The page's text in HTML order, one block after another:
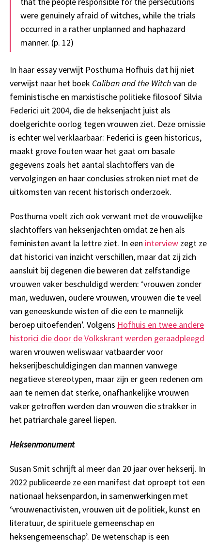
were genuinely afraid of witches, while the trials
occurred in a rather unplanned and haphazard
manner. (p. 12)
In haar essay verwijt Posthuma Hofhuis dat hij niet
verwijst naar het boek Caliban and the Witchvan de
feministische en marxistische politieke filosoof Silvia
Federici uit 2004, die de heksenjacht juist als
doelgerichte oorlog tegen vrouwen ziet. Deze omissie
is echter wel verklaarbaar: Federici is geen historicus,
maakt grove fouten waar het gaat om basale
gegevens zoals het aantal slachtoffers van de
vervolgingen en haar conclusies stroken niet met de
uitkomsten van recent historisch onderzoek.
Posthuma voelt zich ook verwant met de vrouwelijke
slachtoffers van heksenjachten omdat ze hen als
feministen avant la lettre ziet. In een interview zegt ze
dat historici van inzicht verschillen, maar dat zij zich
aansluit bij degenen die beweren dat zelfstandige
vrouwen vaker beschuldigd werden: ‘vrouwen zonder
man, weduwen, oudere vrouwen, vrouwen die te veel
van geneeskunde wisten of die een te mannelijk
beroep uitoefenden’. Volgens Hofhuis en twee andere
historici die door de Volkskrant werden geraadpleegd
waren vrouwen weliswaar vatbaarder voor
hekserijbeschuldigingen dan mannen vanwege
negatieve stereotypen, maar zijn er geen redenen om
aan te nemen dat sterke, onafhankelijke vrouwen
vaker getroffen werden dan vrouwen die strakker in
het patriarchale gareel liepen.
Heksenmonument
Susan Smit schrijft al meer dan 20 jaar over hekserij. In
2022 publiceerde ze een manifest dat oproept tot een
nationaal heksenpardon, in samenwerkingen met
‘vrouwenactivisten, vrouwen uit de politiek, kunst en
literatuur, de spirituele gemeenschap en
heksengemeenschap’. De wetenschap is een